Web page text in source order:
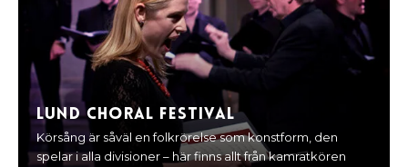
Lund Choral Festival
Körsång är såväl en folkrörelse som konstform, den
spelar i alla divisioner – här finns allt från kamratkören